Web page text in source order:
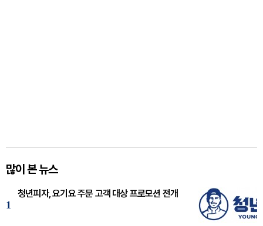
많이 본 뉴스
1
청년피자, 요기요 주문 고객 대상 프로모션 전개